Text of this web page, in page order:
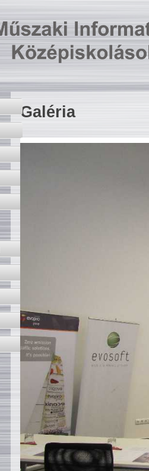
Galéria